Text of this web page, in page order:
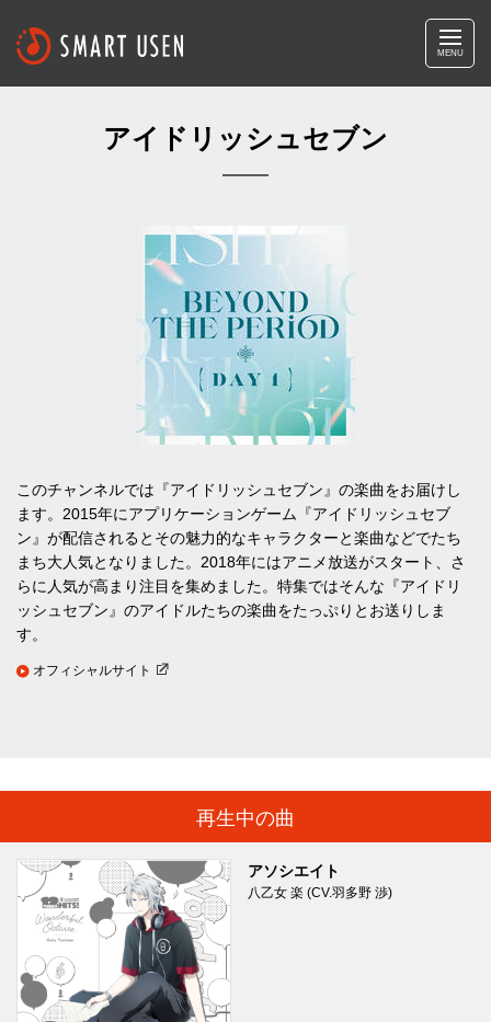
MENU
アイドリッシュセブン
このチャンネルでは『アイドリッシュセブン』の楽曲をお届けし
ます。2015年にアプリケーションゲーム『アイドリッシュセブ
ン』が配信されるとその魅力的なキャラクターと楽曲などでたち
まち大人気となりました。2018年にはアニメ放送がスタート、さ
らに人気が高まり注目を集めました。特集ではそんな『アイドリ
ッシュセブン』のアイドルたちの楽曲をたっぷりとお送りしま
す。
オフィシャルサイト
再生中の曲
アソシエイト
八乙女 楽 (CV.羽多野 渉)